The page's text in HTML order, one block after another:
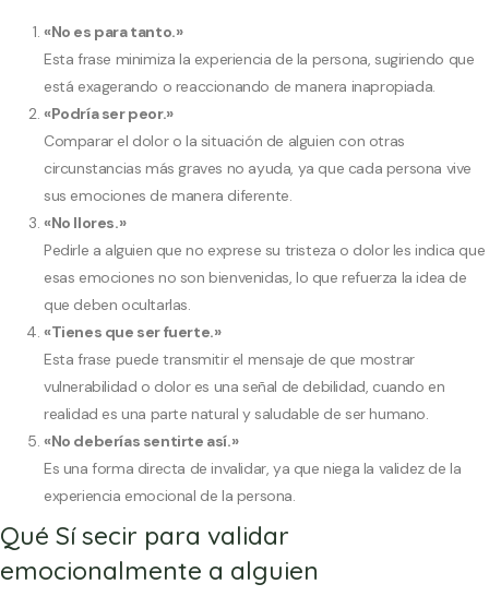
«No es para tanto.»
Esta frase minimiza la experiencia de la persona, sugiriendo que
está exagerando o reaccionando de manera inapropiada.
«Podría ser peor.»
Comparar el dolor o la situación de alguien con otras
circunstancias más graves no ayuda, ya que cada persona vive
sus emociones de manera diferente.
«No llores.»
Pedirle a alguien que no exprese su tristeza o dolor les indica que
esas emociones no son bienvenidas, lo que refuerza la idea de
que deben ocultarlas.
«Tienes que ser fuerte.»
Esta frase puede transmitir el mensaje de que mostrar
vulnerabilidad o dolor es una señal de debilidad, cuando en
realidad es una parte natural y saludable de ser humano.
«No deberías sentirte así.»
Es una forma directa de invalidar, ya que niega la validez de la
experiencia emocional de la persona.
Qué Sí secir para validar
emocionalmente a alguien